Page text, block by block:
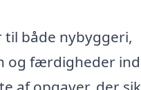
både nybyggeri,
og færdigheder